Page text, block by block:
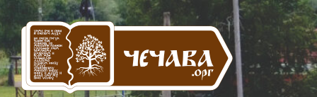
Skip
content
Skip
left
sidebar
Skip
footer